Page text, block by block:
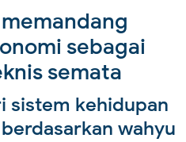
sebagai
semata
sistem kehidupan
wahyu